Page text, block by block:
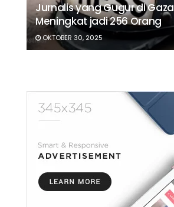
Jurnalis yang Gugur di Gaza
Meningkat jadi 256 Orang
OKTOBER 30, 2025